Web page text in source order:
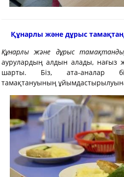
Құнарлы және дұрыс
Құнарлы және дұрыс
аурулардың алдын алады, нағыз
шарты. Біз, ата-аналар
тамақтануының